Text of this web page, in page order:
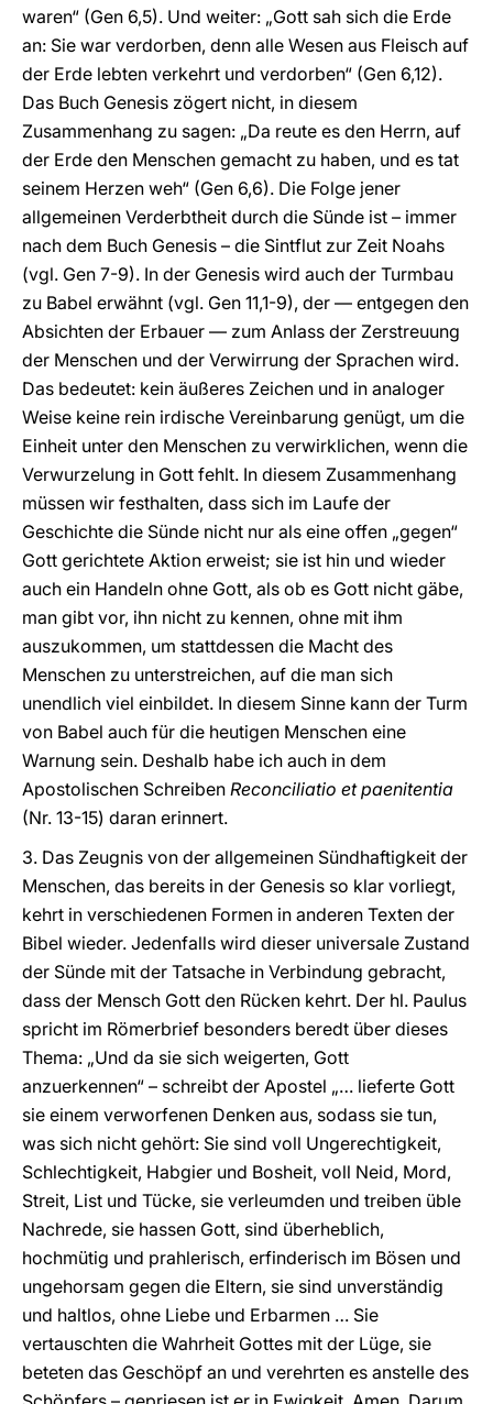
waren“ (Gen 6,5). Und weiter: „Gott sah sich die Erde
an: Sie war verdorben, denn alle Wesen aus Fleisch auf
der Erde lebten verkehrt und verdorben“ (Gen 6,12).
Das Buch Genesis zögert nicht, in diesem
Zusammenhang zu sagen: „Da reute es den Herrn, auf
der Erde den Menschen gemacht zu haben, und es tat
seinem Herzen weh“ (Gen 6,6). Die Folge jener
allgemeinen Verderbtheit durch die Sünde ist – immer
nach dem Buch Genesis – die Sintflut zur Zeit Noahs
(vgl. Gen 7-9). In der Genesis wird auch der Turmbau
zu Babel erwähnt (vgl. Gen 11,1-9), der — entgegen den
Absichten der Erbauer — zum Anlass der Zerstreuung
der Menschen und der Verwirrung der Sprachen wird.
Das bedeutet: kein äußeres Zeichen und in analoger
Weise keine rein irdische Vereinbarung genügt, um die
Einheit unter den Menschen zu verwirklichen, wenn die
Verwurzelung in Gott fehlt. In diesem Zusammenhang
müssen wir festhalten, dass sich im Laufe der
Geschichte die Sünde nicht nur als eine offen „gegen“
Gott gerichtete Aktion erweist; sie ist hin und wieder
auch ein Handeln ohne Gott, als ob es Gott nicht gäbe,
man gibt vor, ihn nicht zu kennen, ohne mit ihm
auszukommen, um stattdessen die Macht des
Menschen zu unterstreichen, auf die man sich
unendlich viel einbildet. In diesem Sinne kann der Turm
von Babel auch für die heutigen Menschen eine
Warnung sein. Deshalb habe ich auch in dem
Apostolischen Schreiben Reconciliatio et paenitentia
(Nr. 13-15) daran erinnert.
3. Das Zeugnis von der allgemeinen Sündhaftigkeit der
Menschen, das bereits in der Genesis so klar vorliegt,
kehrt in verschiedenen Formen in anderen Texten der
Bibel wieder. Jedenfalls wird dieser universale Zustand
der Sünde mit der Tatsache in Verbindung gebracht,
dass der Mensch Gott den Rücken kehrt. Der hl. Paulus
spricht im Römerbrief besonders beredt über dieses
Thema: „Und da sie sich weigerten, Gott
anzuerkennen“ – schreibt der Apostel „… lieferte Gott
sie einem verworfenen Denken aus, sodass sie tun,
was sich nicht gehört: Sie sind voll Ungerechtigkeit,
Schlechtigkeit, Habgier und Bosheit, voll Neid, Mord,
Streit, List und Tücke, sie verleumden und treiben üble
Nachrede, sie hassen Gott, sind überheblich,
hochmütig und prahlerisch, erfinderisch im Bösen und
ungehorsam gegen die Eltern, sie sind unverständig
und haltlos, ohne Liebe und Erbarmen … Sie
vertauschten die Wahrheit Gottes mit der Lüge, sie
beteten das Geschöpf an und verehrten es anstelle des